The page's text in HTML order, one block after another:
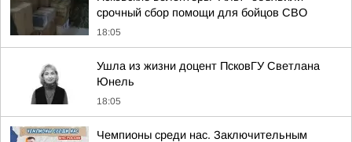
срочный сбор помощи для бойцов СВО
18:05
Ушла из жизни доцент ПсковГУ Светлана
Юнель
18:05
Чемпионы среди нас. Заключительным